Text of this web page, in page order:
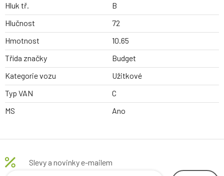
Hluk tř.
B
Hlučnost
72
Hmotnost
10.65
Třída značky
Budget
Kategorie vozu
Užitkové
Typ VAN
C
MS
Ano
Slevy a novinky e-mailem